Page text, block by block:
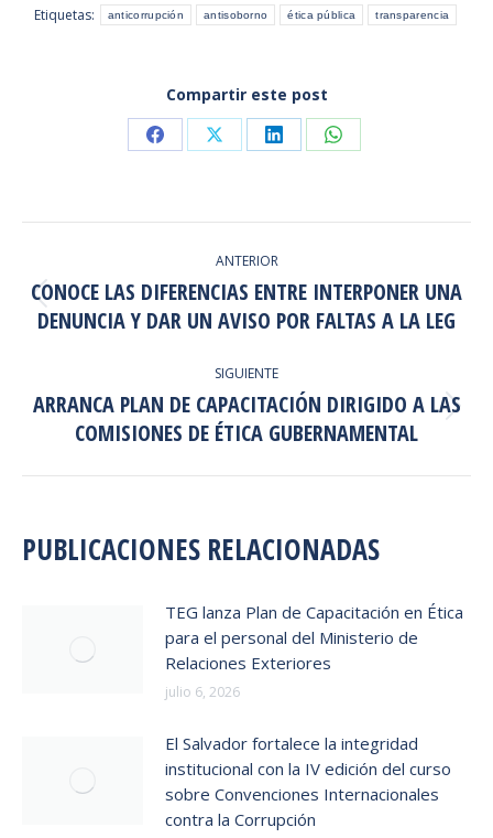
Etiquetas:
anticorrupción antisoborno ética pública transparencia
Compartir este post
Share
Facebook
Share
X
Share
LinkedIn
Share
WhatsApp
ENTRE
PUBLICACIONES
ANTERIOR
Publicación
anterior:
CONOCE LAS DIFERENCIAS ENTRE INTERPONER UNA
DENUNCIA Y DAR UN AVISO POR FALTAS A LA LEG
SIGUIENTE
Publicación
siguiente:
ARRANCA PLAN DE CAPACITACIÓN DIRIGIDO A LAS
COMISIONES DE ÉTICA GUBERNAMENTAL
PUBLICACIONES RELACIONADAS
TEG lanza Plan de Capacitación en Ética
para el personal del Ministerio de
Relaciones Exteriores
julio 6, 2026
El Salvador fortalece la integridad
institucional con la IV edición del curso
sobre Convenciones Internacionales
contra la Corrupción